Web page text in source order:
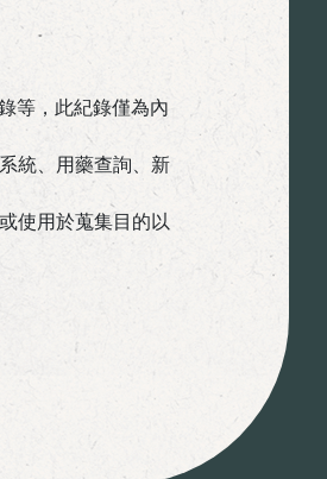
等，此紀錄僅為內
統、用藥查詢、新
使用於蒐集目的以